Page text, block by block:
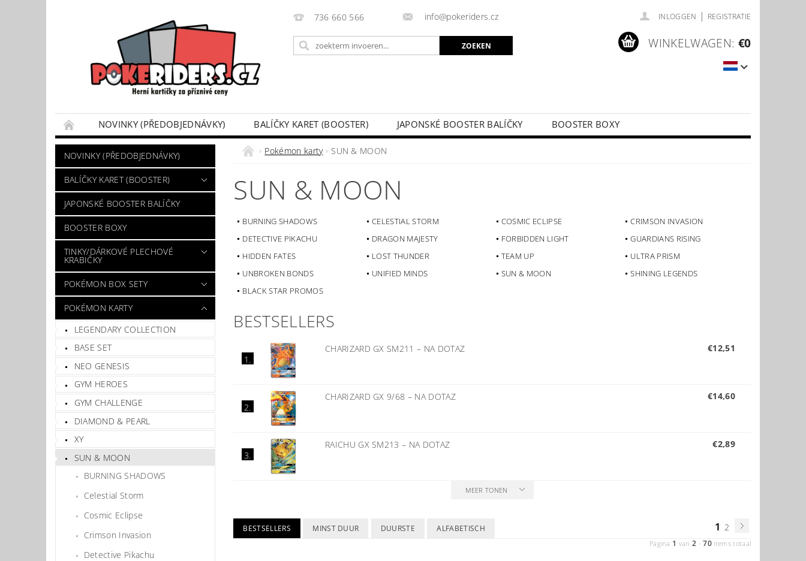
736 660 566 info@pokeriders.cz INLOGGEN | REGISTRATIE
WINKELWAGEN: €0
NOVINKY (PŘEDOBJEDNÁVKY) BALÍČKY KARET (BOOSTER) JAPONSKÉ BOOSTER BALÍČKY
BOOSTER BOXY
POKÉMON BOX SETY
TINKY/DÁRKOVÉ PLECHOVÉ KRABIČKY POKÉMON KARTY
VÝKUP POKÉMON KARET
DÁRKOVÝ POUKAZ
NOVINKY (PŘEDOBJEDNÁVKY)
BALÍČKY KARET (BOOSTER)
JAPONSKÉ BOOSTER BALÍČKY
BOOSTER BOXY
TINKY/DÁRKOVÉ PLECHOVÉ
KRABIČKY
POKÉMON BOX SETY
POKÉMON KARTY
LEGENDARY COLLECTION
BASE SET
NEO GENESIS
GYM HEROES
GYM CHALLENGE
DIAMOND & PEARL
XY
SUN & MOON
BURNING SHADOWS
Celestial Storm
Cosmic Eclipse
Crimson Invasion
Detective Pikachu
Pokémon karty SUN & MOON
SUN & MOON
BURNING SHADOWS CELESTIAL STORM COSMIC ECLIPSE
CRIMSON INVASION
DETECTIVE PIKACHU
DRAGON MAJESTY FORBIDDEN LIGHT
GUARDIANS RISING
HIDDEN FATES
LOST THUNDER TEAM UP
ULTRA PRISM
UNBROKEN BONDS
UNIFIED MINDS SUN & MOON
SHINING LEGENDS
BLACK STAR PROMOS
BESTSELLERS
1.
CHARIZARD GX SM211– NA DOTAZ €12,51
2.
CHARIZARD GX 9/68 – NA DOTAZ €14,60
3.
RAICHU GX SM213– NA DOTAZ €2,89
MEER TONEN
BESTSELLERS MINST DUUR DUURSTE ALFABETISCH 1 2
Pagina 1 van2 -70 items totaal